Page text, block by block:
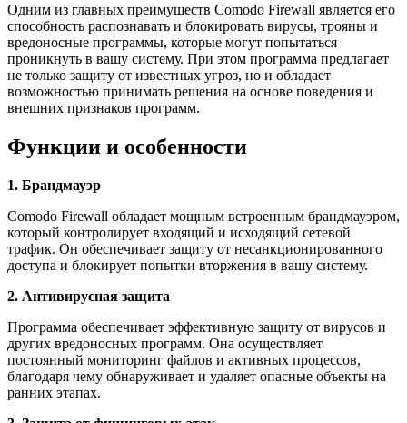
Одним из главных преимуществ Comodo Firewall является его
способность распознавать и блокировать вирусы, трояны и
вредоносные программы, которые могут попытаться
проникнуть в вашу систему. При этом программа предлагает
не только защиту от известных угроз, но и обладает
возможностью принимать решения на основе поведения и
внешних признаков программ.
Функции и особенности
1. Брандмауэр
Comodo Firewall обладает мощным встроенным брандмауэром,
который контролирует входящий и исходящий сетевой
трафик. Он обеспечивает защиту от несанкционированного
доступа и блокирует попытки вторжения в вашу систему.
2. Антивирусная защита
Программа обеспечивает эффективную защиту от вирусов и
других вредоносных программ. Она осуществляет
постоянный мониторинг файлов и активных процессов,
благодаря чему обнаруживает и удаляет опасные объекты на
ранних этапах.